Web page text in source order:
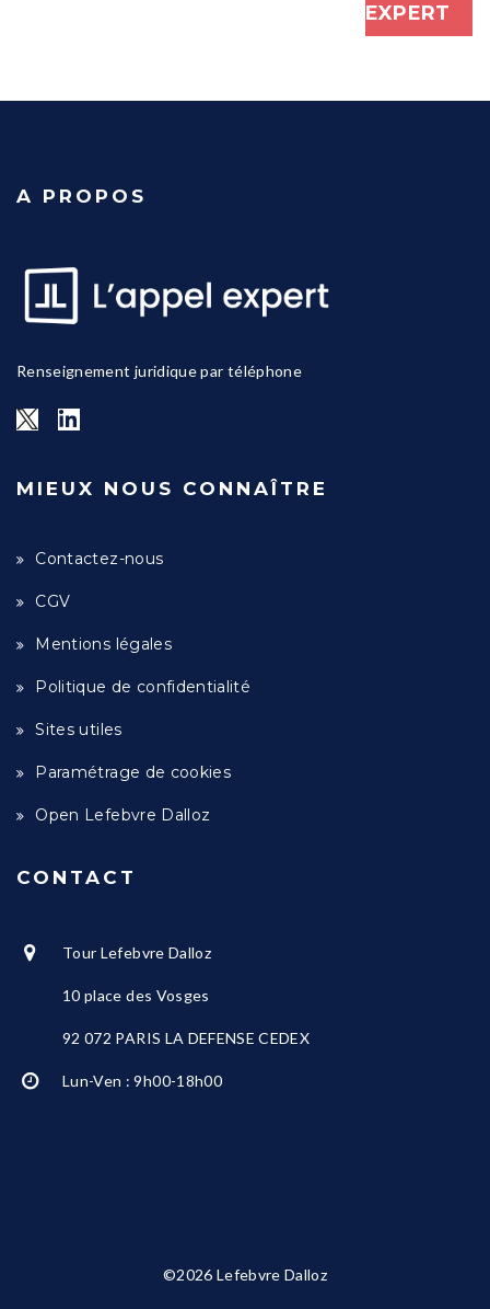
EXPERT
A PROPOS
Renseignement juridique par téléphone
MIEUX NOUS CONNAÎTRE
Contactez-nous
CGV
Mentions légales
Politique de confidentialité
Sites utiles
Paramétrage de cookies
Open Lefebvre Dalloz
CONTACT
Tour Lefebvre Dalloz
10 place des Vosges
92 072 PARIS LA DEFENSE CEDEX
Lun-Ven : 9h00-18h00
©2026 Lefebvre Dalloz